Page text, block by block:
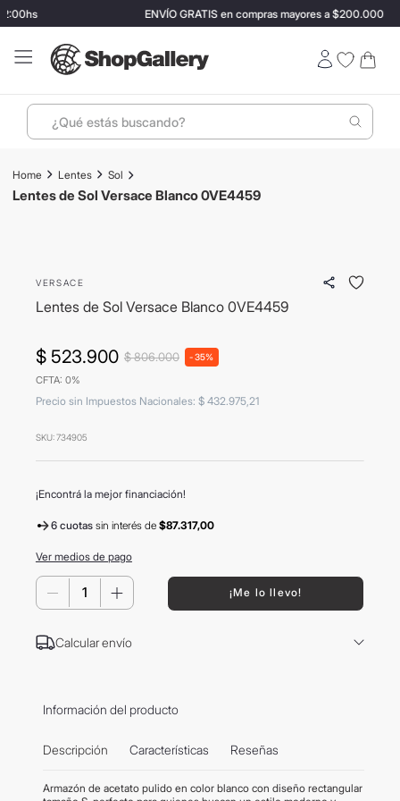
ENVÍO GRATIS en compras mayores a $200.000
¿Qué estás buscando?
Lentes Sol
Lentes de Sol Versace Blanco 0VE4459
VERSACE
Lentes de Sol Versace Blanco 0VE4459
$ 523.900 $806.000 -35%
CFTA: 0%
Precio sin Impuestos Nacionales: $ 432.975, 21
SKU:734905
¡Encontrá la mejor financiación!
6 cuotas sin interésde $87.317,00
Ver medios de pago
＋
－ ¡Me lo llevo!
Calcular envío
Información del producto
Descripción Características Reseñas
Armazón de acetato pulido en color blanco con diseño rectangular
1. perfumes
4.
6. vino
7
mochila
9. carolina herrera